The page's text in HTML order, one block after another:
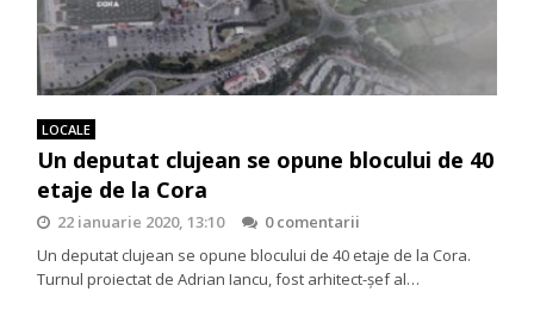
LOCALE
Un deputat clujean se opune blocului de 40
etaje de la Cora
22 ianuarie 2020, 13:10
0 comentarii
Un deputat clujean se opune blocului de 40 etaje de la Cora.
Turnul proiectat de Adrian Iancu, fost arhitect-șef al…